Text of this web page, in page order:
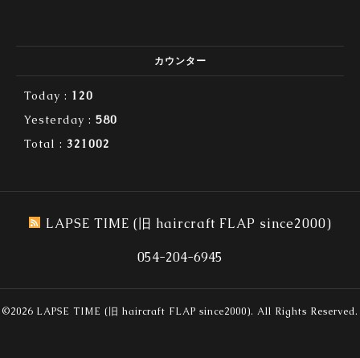
カウンター
Today : 120
Yesterday : 580
Total : 321002
LAPSE TIME (旧 haircraft FLAP since2000)
054-204-6945
©2026 LAPSE TIME (旧 haircraft FLAP since2000). All Rights Reserved.